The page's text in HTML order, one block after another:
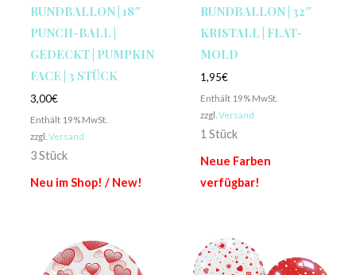
RUNDBALLON | 18″
PUNCH-BALL |
GEDECKT | PUMPKIN
FACE | 3 STÜCK
3,00€
Enthält 19% MwSt.
zzgl. Versand
3 Stück
Neu im Shop! / New!
RUNDBALLON | 32″
KRISTALL | FLAT-
MOLD
1,95€
Enthält 19% MwSt.
zzgl. Versand
1 Stück
Neue Farben
verfügbar!